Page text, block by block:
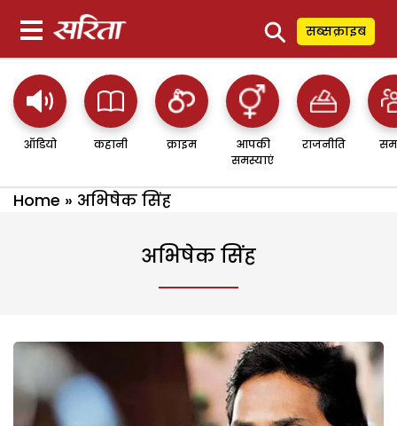
⚲ सब्सक्राइब
ऑडियो कहानी क्राइम
आपकी
समस्याएं
राजनीति
Home » अभिषेक सिंह
अभिषेक सिंह